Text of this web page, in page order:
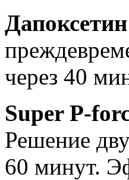
Дапоксетин
через 40
Super P-
Решение
60 минут.